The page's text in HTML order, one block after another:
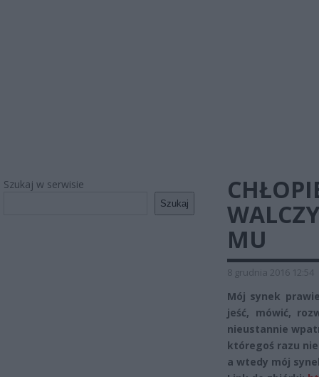
Szukaj w serwisie
Szukaj
MU
8 grudnia 2016 12:54
Mój synek
jeść, mówić,
nieustannie
któregoś razu
a wtedy mój